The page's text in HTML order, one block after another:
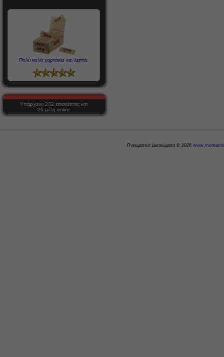
Πολύ καλά χαρτάκια και λεπτά.
Υπάρχουν 232 επισκέπτες και
25 μέλη online
Πνευματικά Δικαιώματα © 2026